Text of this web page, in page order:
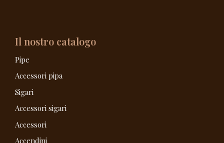
Il nostro catalogo
Pipe
Accessori pipa
Sigari
Accessori sigari
Accessori
Accendini